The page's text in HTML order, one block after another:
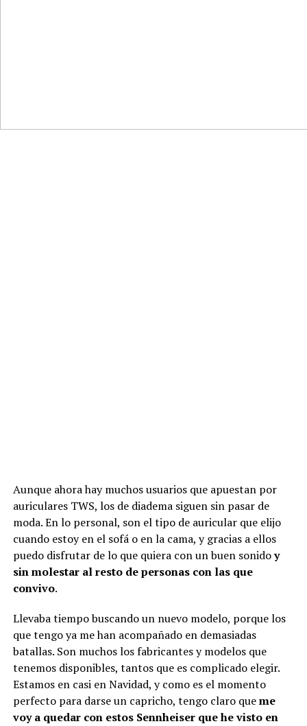
Aunque ahora hay muchos usuarios que apuestan por
auriculares TWS, los de diadema siguen sin pasar de
moda. En lo personal, son el tipo de auricular que elijo
cuando estoy en el sofá o en la cama, y gracias a ellos
puedo disfrutar de lo que quiera con un buen sonidoy
sin molestar al resto de personas con las que
convivo.
Llevaba tiempo buscando un nuevo modelo, porque los
que tengo ya me han acompañado en demasiadas
batallas. Son muchos los fabricantes y modelos que
tenemos disponibles, tantos que es complicado elegir.
Estamos en casi en Navidad, y como es el momento
perfecto para darse un capricho, tengo claro queme
voy a quedar con estos Sennheiser que he visto en